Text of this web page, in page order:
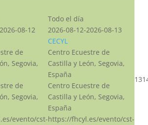
08-12
de
Segovia,
de
Segovia,
evento/cst-
Todo el día
2026-08-12-2026-08-13
CECYL
Centro Ecuestre de
Castilla y León, Segovia,
España
Centro Ecuestre de
Castilla y León, Segovia,
España
https://fhcyl.es/evento/cst-
13